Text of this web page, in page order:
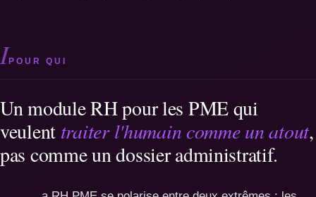
IPOUR QUI
Un module RH pour les PME qui
veulent traiter l'humain comme un atout,
pas comme un dossier administratif.